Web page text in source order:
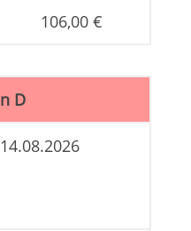
106,00 €
D